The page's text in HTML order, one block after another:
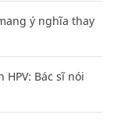
ý nghĩa thay
Bác sĩ nói